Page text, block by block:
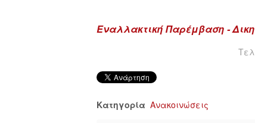
Εναλλακτική Παρέμβαση -
Κατηγορία Ανακοινώσεις